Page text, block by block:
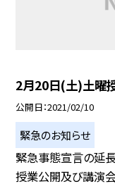
2月20日(土)土曜
公開日 2021/02/10
緊急のお知らせ
緊急事態宣言の延
授業公開及び講演会